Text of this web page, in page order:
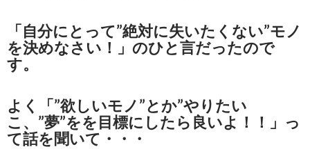
「自分にとって”絶対に失いたくない”モノ
を決めなさい！」のひと言だったので
す。
よく「”欲しいモノ”とか”やりたい
こ、”夢”をを目標にしたら良いよ！！」っ
て話を聞いて・・・